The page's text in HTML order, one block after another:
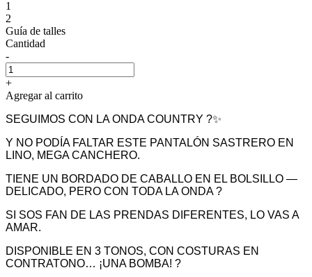
1
2
Guía de talles
Cantidad
-
+
Agregar al carrito
SEGUIMOS CON LA ONDA COUNTRY ?✨
Y NO PODÍA FALTAR ESTE PANTALÓN SASTRERO EN
LINO, MEGA CANCHERO.
TIENE UN BORDADO DE CABALLO EN EL BOLSILLO —
DELICADO, PERO CON TODA LA ONDA ?
SI SOS FAN DE LAS PRENDAS DIFERENTES, LO VAS A
AMAR.
DISPONIBLE EN 3 TONOS, CON COSTURAS EN
CONTRATONO… ¡UNA BOMBA! ?